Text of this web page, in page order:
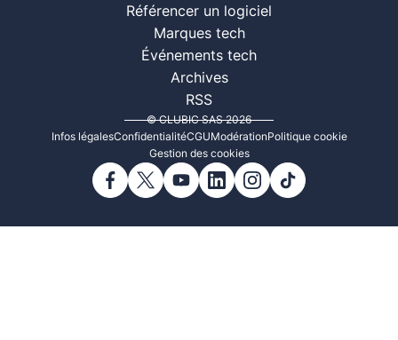
Référencer un logiciel
Marques tech
Événements tech
Archives
RSS
© CLUBIC SAS 2026
Infos légalesConfidentialitéCGUModérationPolitique cookie
Gestion des cookies